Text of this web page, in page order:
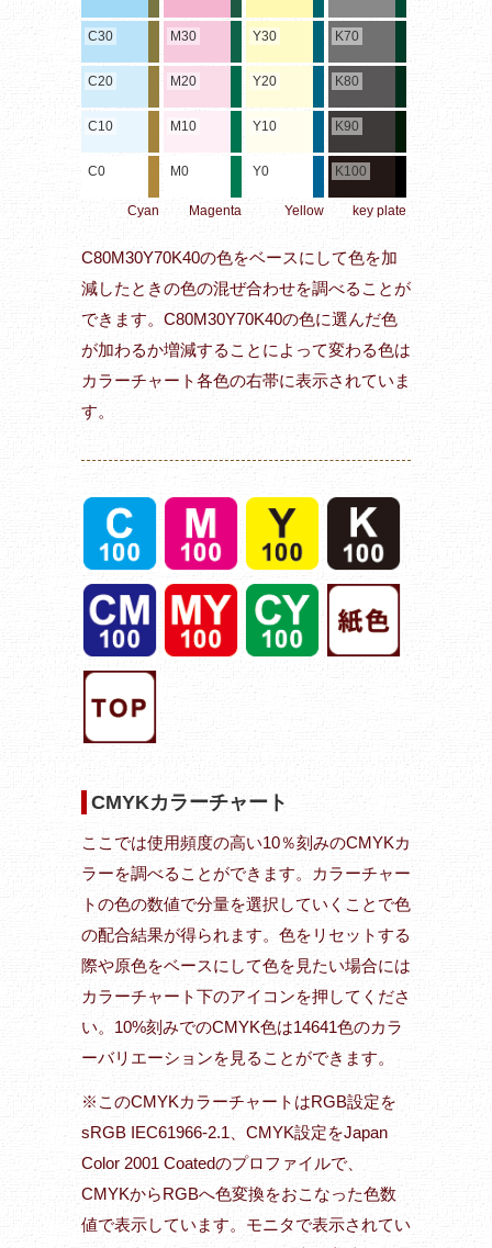
C30
C20
C10
C0
Cyan
M30
M20
M10
M0
Magenta
Y30
Y20
Y10
Y0
Yellow
K70
K80
K90
K100
key plate
C80M30Y70K40の色をベースにして色を加
減したときの色の混ぜ合わせを調べることが
できます。C80M30Y70K40の色に選んだ色
が加わるか増減することによって変わる色は
カラーチャート各色の右帯に表示されていま
す。
CMYKカラーチャート
ここでは使用頻度の高い10％刻みのCMYKカ
ラーを調べることができます。カラーチャー
トの色の数値で分量を選択していくことで色
の配合結果が得られます。色をリセットする
際や原色をベースにして色を見たい場合には
カラーチャート下のアイコンを押してくださ
い。10%刻みでのCMYK色は14641色のカラ
ーバリエーションを見ることができます。
※このCMYKカラーチャートはRGB設定を
sRGB IEC61966-2.1、CMYK設定をJapan
Color 2001 Coatedのプロファイルで、
CMYKからRGBへ色変換をおこなった色数
値で表示しています。モニタで表示されてい